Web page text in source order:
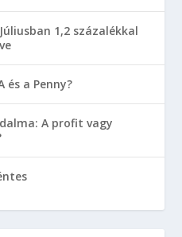
1,2 százalékkal
és a Penny?
A profit vagy